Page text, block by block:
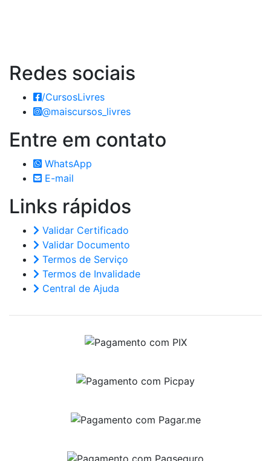
Redes sociais
/CursosLivres
@maiscursos_livres
Entre em contato
WhatsApp
E-mail
Links rápidos
Validar Certificado
Validar Documento
Termos de Serviço
Termos de Invalidade
Central de Ajuda